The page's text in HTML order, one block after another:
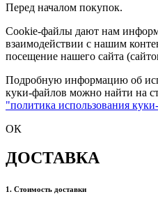
Перед началом покупок.
Cookie-файлы дают нам
взаимодействии с нашим
посещение нашего сайта
Подробную информацию об
куки-файлов можно найти на
"политика использования
ОК
ДОСТАВКА
1. Стоимость доставки